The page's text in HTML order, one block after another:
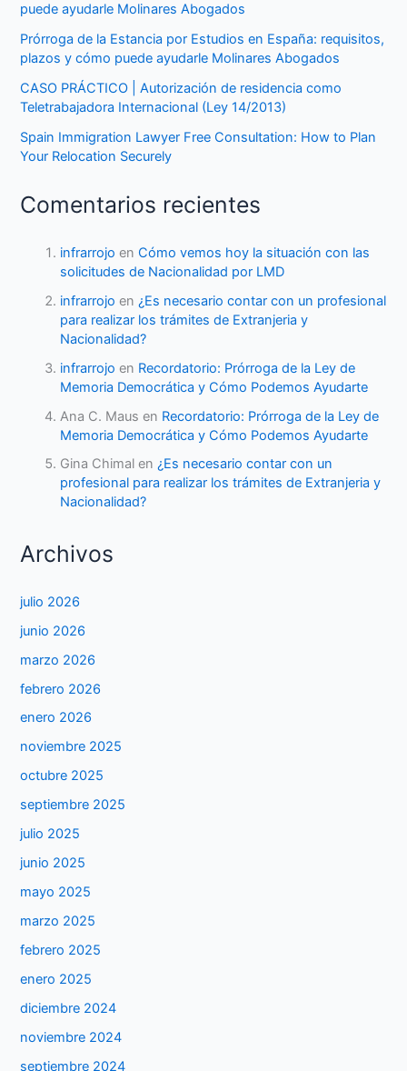
puede ayudarle Molinares Abogados
Prórroga de la Estancia por Estudios en España: requisitos,
plazos y cómo puede ayudarle Molinares Abogados
CASO PRÁCTICO | Autorización de residencia como
Teletrabajadora Internacional (Ley 14/2013)
Spain Immigration Lawyer Free Consultation: How to Plan
Your Relocation Securely
Comentarios recientes
infrarrojo enCómo vemos hoy la situación con las
solicitudes de Nacionalidad por LMD
infrarrojo en¿Es necesario contar con un profesional
para realizar los trámites de Extranjeria y
Nacionalidad?
infrarrojo en Recordatorio: Prórroga de la Ley de
Memoria Democrática y Cómo Podemos Ayudarte
Ana C. Maus en Recordatorio: Prórroga de la Ley de
Memoria Democrática y Cómo Podemos Ayudarte
Gina Chimal en¿Es necesario contar con un
profesional para realizar los trámites de Extranjeria y
Nacionalidad?
Archivos
julio 2026
junio 2026
marzo 2026
febrero 2026
enero 2026
noviembre 2025
octubre 2025
septiembre 2025
julio 2025
junio 2025
mayo 2025
marzo 2025
febrero 2025
enero 2025
diciembre 2024
noviembre 2024
septiembre 2024